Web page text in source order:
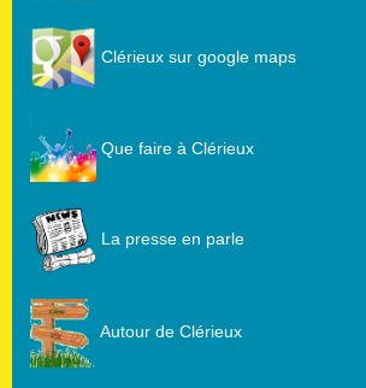
Clérieux sur google maps
Que faire à Clérieux
La presse en parle
Autour de Clérieux